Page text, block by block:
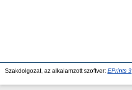
Szakdolgozat, az alkalamzott szoftver: EPrints 3